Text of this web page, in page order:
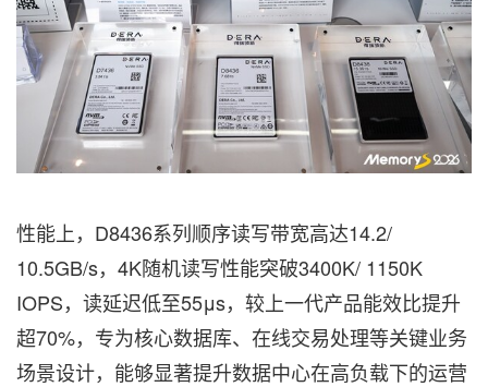
性能上，D8436系列顺序读写带宽高达14.2/
10.5GB/s，4K随机读写性能突破3400K/ 1150K
IOPS，读延迟低至55μs，较上一代产品能效比提升
超70%，专为核心数据库、在线交易处理等关键业务
场景设计，能够显著提升数据中心在高负载下的运营